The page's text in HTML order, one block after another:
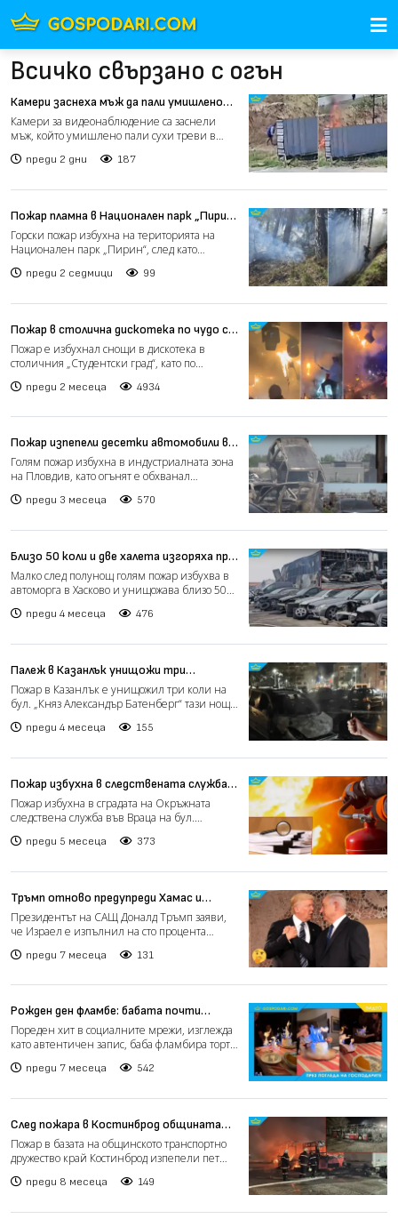
Всичко свързано с огън
Камери заснеха мъж да пали умишлено
сухи треви край Чирпан (видео)
Камери за видеонаблюдение са заснели
мъж, който умишлено пали сухи треви в
преди 2 дни 187
Пожар пламна в Национален парк „Пирин“
след силна гръмотевична буря (видео)
Горски пожар избухна на територията на
Национален парк „Пирин“, след като
преди 2 седмици 99
Пожар в столична дискотека по чудо се
размина без пострадали (видео)
Пожар е избухнал снощи в дискотека в
столичния „Студентски град“, като по
преди 2 месеца 4934
Пожар изпепели десетки автомобили в
автоморга край Пловдив (видео)
Голям пожар избухна в индустриалната зона
на Пловдив, като огънят е обхванал
преди 3 месеца 570
Близо 50 коли и две халета изгоряха при
пожар в автоморга в Хасково (видео)
Малко след полунощ голям пожар избухва в
автоморга в Хасково и унищожава близо 50
преди 4 месеца 476
Палеж в Казанлък унищожи три
автомобила (видео)
Пожар в Казанлък е унищожил три коли на
бул. „Княз Александър Батенберг“ тази нощ.
преди 4 месеца 155
Пожар избухна в следствената служба
във Враца
Пожар избухна в сградата на Окръжната
следствена служба във Враца на бул.
преди 5 месеца 373
Тръмп отново предупреди Хамас и
постави условия за мир в Газа (видео)
Президентът на САЩ Доналд Тръмп заяви,
че Израел е изпълнил на сто процента
преди 7 месеца 131
Рожден ден фламбе: бабата почти
запали къщата (видео)
Пореден хит в социалните мрежи, изглежда
като автентичен запис, баба фламбира торта
преди 7 месеца 542
След пожара в Костинброд общината
отпуска 400 000 лв. за нови автобуси
(видео)
Пожар в базата на общинското транспортно
дружество край Костинброд изпепели пет
преди 8 месеца 149